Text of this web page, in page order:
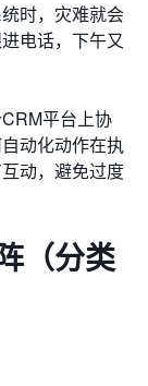
时，灾难就会
电话，下午又
平台上协
动化动作在执
动，避免过度
（分类